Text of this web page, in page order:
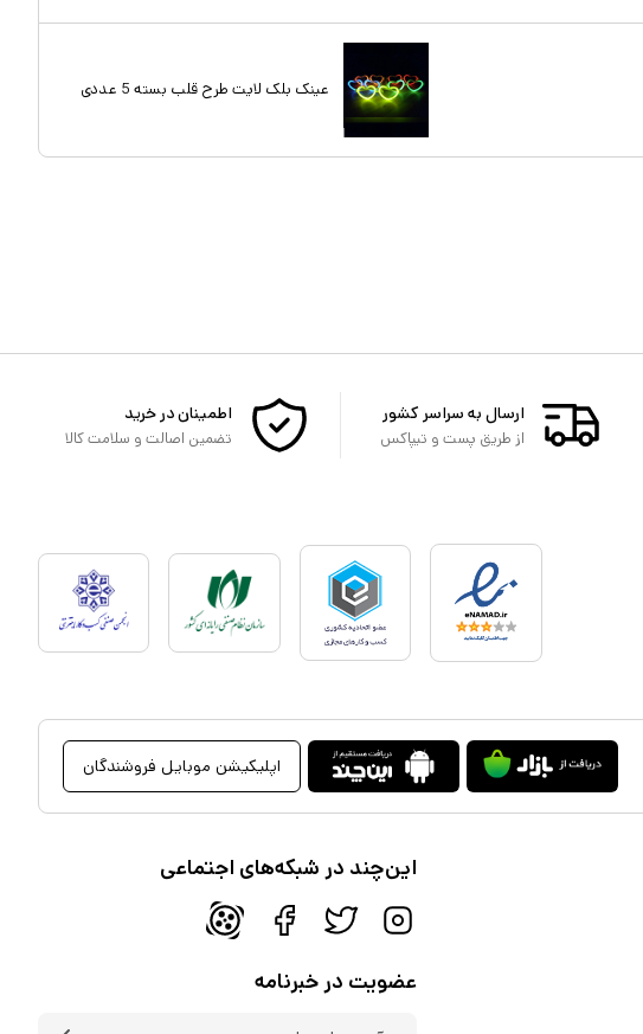
عینک بلک لایت طرح قلب بسته 5 عددی
ارسال به سراسر کشور
از طریق پست و تیپاکس
اطمینان در خرید
تضمین اصالت و سلامت کالا
اپلیکیشن موبایل فروشندگان
این‌چند در شبکه‌های اجتماعی
عضویت در خبرنامه